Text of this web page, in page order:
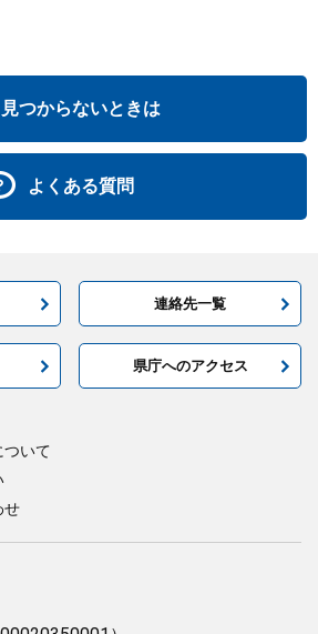
見つからないときは
よくある質問
連絡先一覧
県庁へのアクセス
ついて
せ